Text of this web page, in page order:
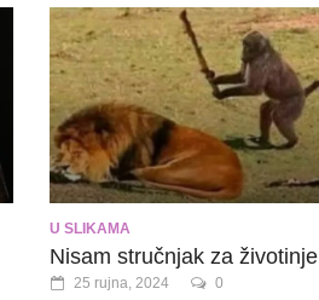
U SLIKAMA
Nisam stručnjak za životinje
25 rujna, 2024 0